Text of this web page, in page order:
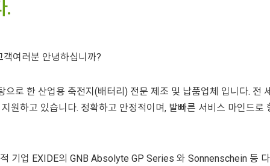
.
여러분 안녕하십니까?
로 한 산업용 축전지(배터리) 전문 제조 및 납품업체 입니다. 전
원하고 있습니다. 정확하고 안정적이며, 발빠른 서비스 마인드
기업 EXIDE의 GNB Absolyte GP Series 와 Sonnenschein 등